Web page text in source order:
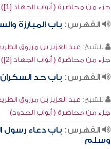
جزء من محاضرة ( أبواب الجهاد [1])
الفهرس: باب المبارزة
للشيخ: عبد العزيز بن مرزوق
جزء من محاضرة ( أبواب الجهاد [2])
الفهرس: باب حد السكران
للشيخ: عبد العزيز بن مرزوق
جزء من محاضرة ( أبواب الحدود)
الفهرس: باب دعاء رسول
وسلم